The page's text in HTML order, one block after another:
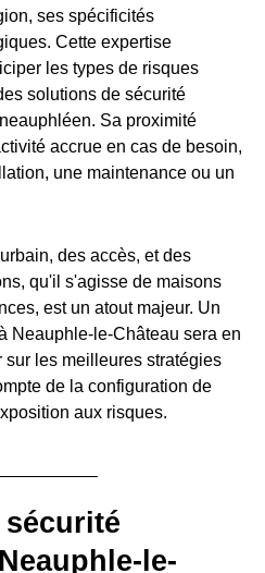
ses spécificités
Cette expertise
les types de risques
solutions de sécurité
Sa proximité
accrue en cas de besoin,
une maintenance ou un
des accès, et des
qu'il s'agisse de maisons
est un atout majeur. Un
Neauphle-le-Château sera en
les meilleures stratégies
de la configuration de
aux risques.
le-